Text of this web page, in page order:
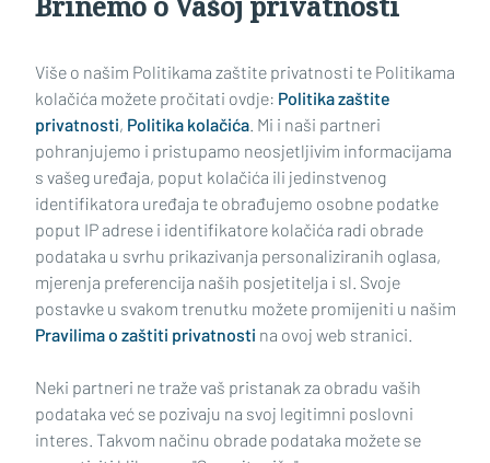
Impressum Uvjeti korištenja Politika privatnosti
Politika kolačića Kontakt Pritužbe Suradnici
Oglašavanje
RUBRIKE
Više o našim Politikama zaštite privatnosti te Politikama
kolačića možete pročitati ovdje: Politika zaštite
privatnosti, Politika kolačića. Mi i naši partneri
pohranjujemo i pristupamo neosjetljivim informacijama
s vašeg uređaja, poput kolačića ili jedinstvenog
identifikatora uređaja te obrađujemo osobne podatke
poput IP adrese i identifikatore kolačića radi obrade
podataka u svrhu prikazivanja personaliziranih oglasa,
mjerenja preferencija naših posjetitelja i sl. Svoje
postavke u svakom trenutku možete promijeniti u našim
Pravilima o zaštiti privatnosti na ovoj web stranici.
Neki partneri ne traže vaš pristanak za obradu vaših
podataka već se pozivaju na svoj legitimni poslovni
interes. Takvom načinu obrade podataka možete se